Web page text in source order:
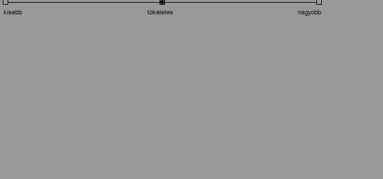
kisebb tökéletes nagyobb